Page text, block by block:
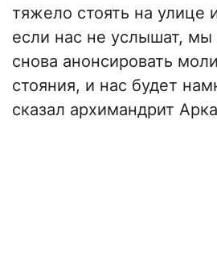
тяжело стоять на улице
если нас не услышат, мы
снова анонсировать
стояния, и нас будет
сказал архимандрит